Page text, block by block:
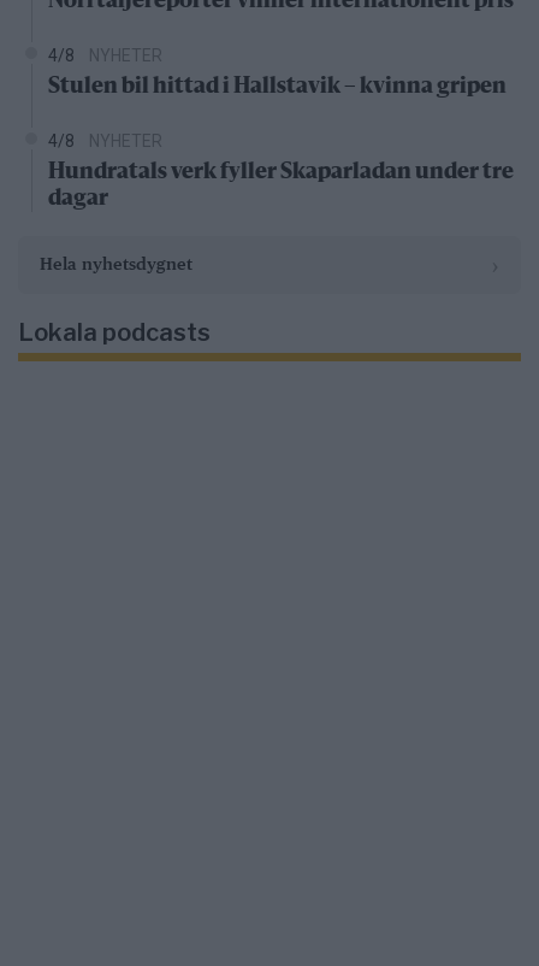
4/8 NYHETER
Stulen bil hittad i Hallstavik – kvinna gripen
4/8 NYHETER
Hundratals verk fyller Skaparladan under tre
dagar
Hela nyhetsdygnet
Lokala podcasts